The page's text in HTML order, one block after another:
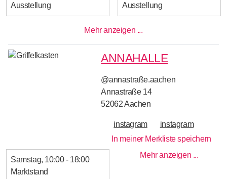
Ausstellung
Ausstellung
Mehr anzeigen ...
ANNAHALLE
@annastraße.aachen
Annastraße 14
52062Aachen
instagram
instagram
In meiner Merkliste speichern
Samstag 10:00 - 18:00
Marktstand
Mehr anzeigen ...